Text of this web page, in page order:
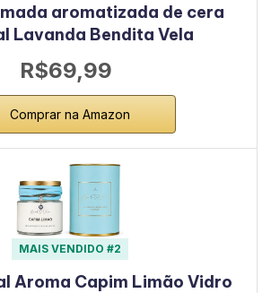
aromatizada de cera
Lavanda Bendita Vela
R$69,99
Comprar na Amazon
MAIS VENDIDO #2
Aroma Capim Limão Vidro